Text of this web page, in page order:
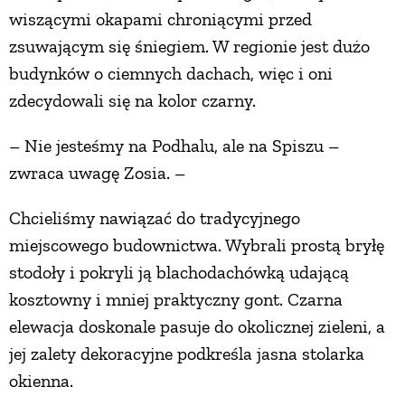
wiszącymi okapami chroniącymi przed
zsuwającym się śniegiem. W regionie jest dużo
budynków o ciemnych dachach, więc i oni
zdecydowali się na kolor czarny.
– Nie jesteśmy na Podhalu, ale na Spiszu –
zwraca uwagę Zosia. –
Chcieliśmy nawiązać do tradycyjnego
miejscowego budownictwa. Wybrali prostą bryłę
stodoły i pokryli ją blachodachówką udającą
kosztowny i mniej praktyczny gont. Czarna
elewacja doskonale pasuje do okolicznej zieleni, a
jej zalety dekoracyjne podkreśla jasna stolarka
okienna.